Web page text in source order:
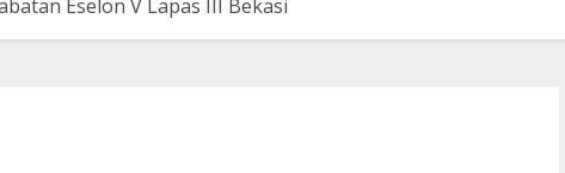
Eselon V Lapas III Bekasi